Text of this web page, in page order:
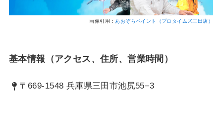
画像引用： あおぞらペイント（プロタイムズ三田店）
基本情報（アクセス、住所、営業時間）
〒669-1548 兵庫県三田市池尻55−3